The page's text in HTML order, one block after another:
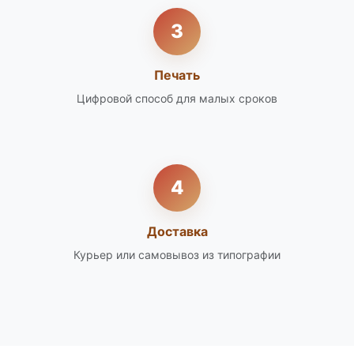
3
Печать
Цифровой способ для малых сроков
4
Доставка
Курьер или самовывоз из типографии